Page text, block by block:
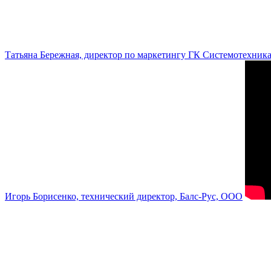
Татьяна Бережная, директор по маркетингу ГК Системотехника
Игорь Борисенко, технический директор, Балс-Рус, ООО